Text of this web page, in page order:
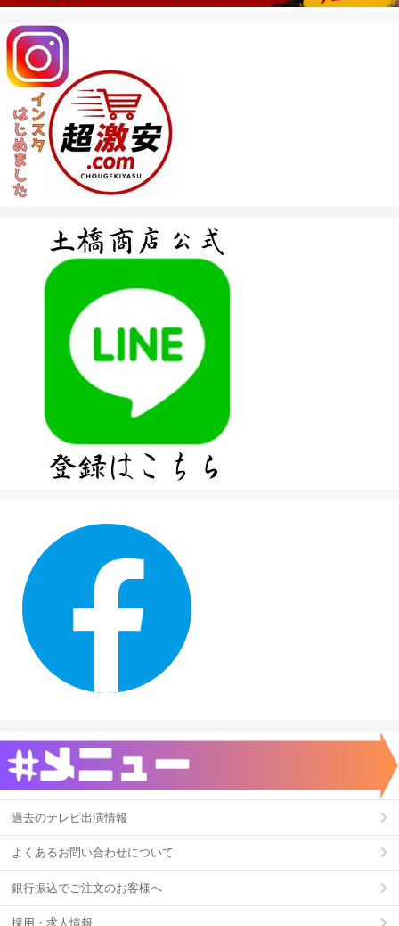
過去のテレビ出演情報
よくあるお問い合わせについて
銀行振込でご注文のお客様へ
採用・求人情報